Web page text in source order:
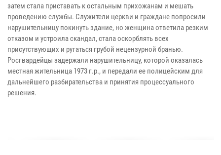
затем стала приставать к остальным прихожанам и мешать
проведению службы. Служители церкви и граждане попросили
нарушительницу покинуть здание, но женщина ответила резким
отказом и устроила скандал, стала оскорблять всех
присутствующих и ругаться грубой нецензурной бранью.
Росгвардейцы задержали нарушительницу, которой оказалась
местная жительница 1973 г.р., и передали ее полицейским для
дальнейшего разбирательства и принятия процессуального
решения.